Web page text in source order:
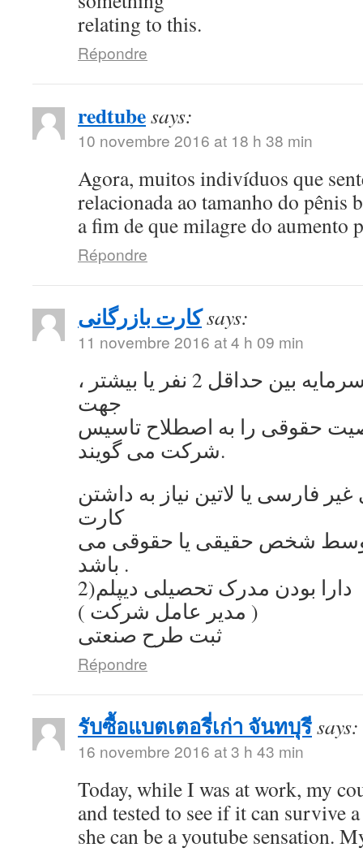
relating to this.
Répondre
redtubesays:
10 novembre 2016 at 18 h 38 min
Agora, muitos indivíduos que
relacionada ao tamanho do pênis
a fim de que milagre do aumento
Répondre
کارت بازرگانیsays:
11 novembre 2016 at 4 h 09 min
به اشتراک گذاشتن سرمایه بین حداقل 2 نفر یا بیشتر ،
جهت
حقوقی را به اصطلاح تاسیس
شرکت می گویند.
فارسی یا لاتین نیاز به داشتن
کارت
توسط شخص حقیقی یا حقوقی می
باشد .
2)دارا بودن مدرک تحصیلی دیپلم
( مدیر عامل شرکت )
ثبت طرح صنعتی
Répondre
รับซื้อแบตเตอรี่เก่า จันทบุรีsays:
16 novembre 2016 at 3 h 43 min
Today, while I was at work, my
and tested to see if it can survive
she can be a youtube sensation.